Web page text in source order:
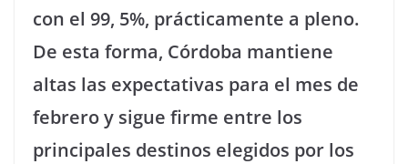
con el 99, 5%, prácticamente a pleno.
De esta forma, Córdoba mantiene
altas las expectativas para el mes de
febrero y sigue firme entre los
principales destinos elegidos por los